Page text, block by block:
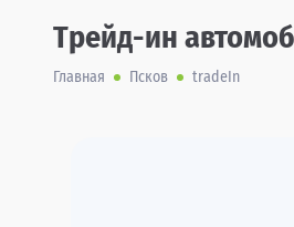
Трейд-ин
Главная Псков tradeIn